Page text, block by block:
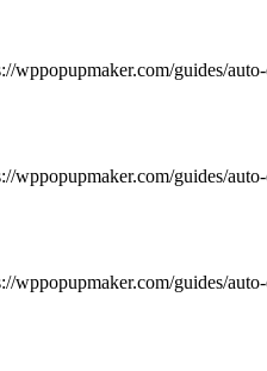
wppopupmaker.com/guides/
wppopupmaker.com/guides/
wppopupmaker.com/guides/